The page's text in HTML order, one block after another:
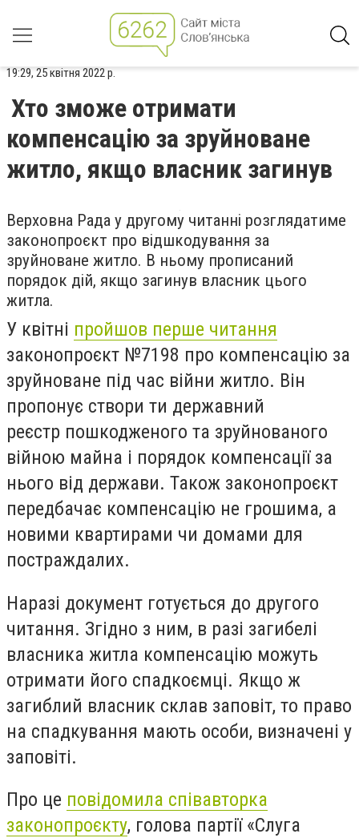
19:29, 25 квітня 2022 р.
Хто зможе отримати
компенсацію за зруйноване
житло, якщо власник загинув
Верховна Рада у другому читанні розглядатиме
законопроєкт про відшкодування за
зруйноване житло. В ньому прописаний
порядок дій, якщо загинув власник цього
житла.
У квітні пройшов перше читання
законопроєкт №7198 про компенсацію за
зруйноване під час війни житло. Він
пропонує створи ти державний
реєстр пошкодженого та зруйнованого
війною майна і порядок компенсації за
нього від держави. Також законопроєкт
передбачає компенсацію не грошима, а
новими квартирами чи домами для
постраждалих.
Наразі документ готується до другого
читання. Згідно з ним, в разі загибелі
власника житла компенсацію можуть
отримати його спадкоємці. Якщо ж
загиблий власник склав заповіт, то право
на спадкування мають особи, визначені у
заповіті.
Про це повідомила співавторка
законопроєкту, голова партії «Слуга